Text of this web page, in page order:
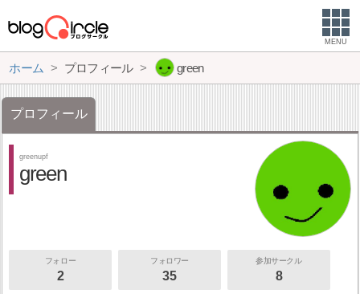
MENU
ホーム プロフィール green
プロフィール
greenupf
green
フォロー
2
フォロワー
35
参加サークル
8